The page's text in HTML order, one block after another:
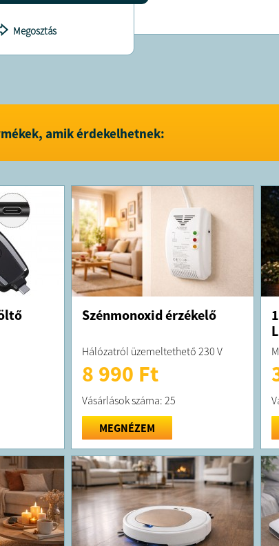
Megosztás
Vérnyomásmérés
EKG monitorozás,
hegymászás,
Információ értesítések:
QQ, WeChat
FELTÉTELEK:
A megrendelt termék
kiszállításra kerül!
o.,
amik érdekelhetnek:
Szénmonoxid érzékelő
Hálózatról üzemeltethető 230 V
8 990 Ft
Vásárlások száma: 25
MEGNÉZEM